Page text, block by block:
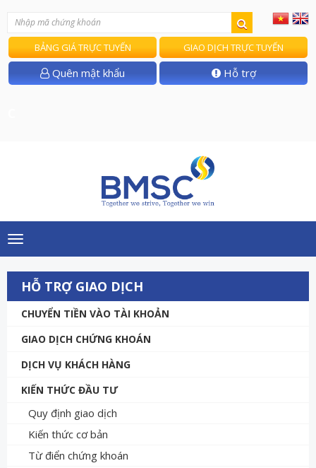
BẢNG GIÁ TRỰC TUYẾN GIAO DỊCH TRỰC TUYẾN
Quên mật khẩu Hỗ trợ
Toggle
navigation
HỖ TRỢ GIAO DỊCH
CHUYỂN TIỀN VÀO TÀI KHOẢN
GIAO DỊCH CHỨNG KHOÁN
DỊCH VỤ KHÁCH HÀNG
KIẾN THỨC ĐẦU TƯ
Quy định giao dịch
Kiến thức cơ bản
Từ điển chứng khoán